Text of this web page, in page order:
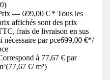
0)
— 699,00 € * Tous les
affichés sont des prix
frais de livraison en sus
nécessaire par pce699,00 €*/
à 77,67 € par
(77,67 €/ m²)